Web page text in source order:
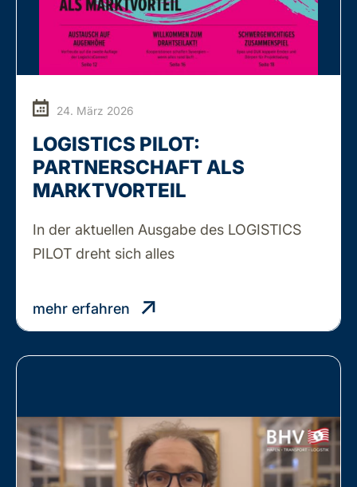
24. März 2026
LOGISTICS PILOT:
PARTNERSCHAFT ALS
MARKTVORTEIL
In der aktuellen Ausgabe des LOGISTICS
PILOT dreht sich alles
mehr erfahren